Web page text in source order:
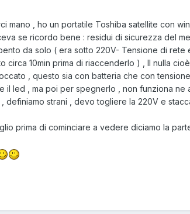
mano , ho un portatile Toshiba satellite con
se ricordo bene : residui di sicurezza del
da solo ( era sotto 220V- Tensione di rete
circa 10min prima di riaccenderlo ) , Il nulla
, questo sia con batteria che con
led , ma poi per spegnerlo , non funziona
strani , devo togliere la 220V e
prima di cominciare a vedere diciamo la